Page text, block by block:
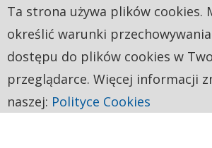
Ta strona używa plików cookies.
określić warunki
dostępu do plików cookies w
przeglądarce. Więcej informacji
naszej: Polityce Cookies